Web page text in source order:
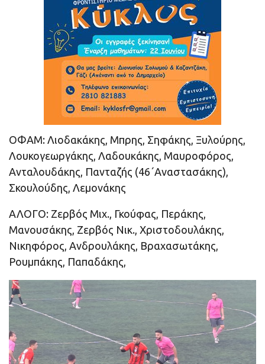
ΟΦΑΜ: Λιοδακάκης, Μπρης, Σηφάκης, Ξυλούρης,
Λουκογεωργάκης, Λαδουκάκης, Μαυροφόρος,
Ανταλουδάκης, Πανταζής (46΄Αναστασάκης),
Σκουλούδης, Λεμονάκης
ΑΛΟΓΟ: Ζερβός Μιχ., Γκούφας, Περάκης,
Μανουσάκης, Ζερβός Νικ., Χριστοδουλάκης,
Νικηφόρος, Ανδρουλάκης, Βραχασωτάκης,
Ρουμπάκης, Παπαδάκης,